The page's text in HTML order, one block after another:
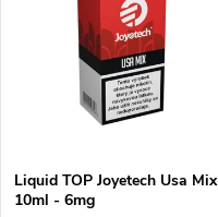
Liquid TOP Joyetech Usa Mix
10ml - 6mg